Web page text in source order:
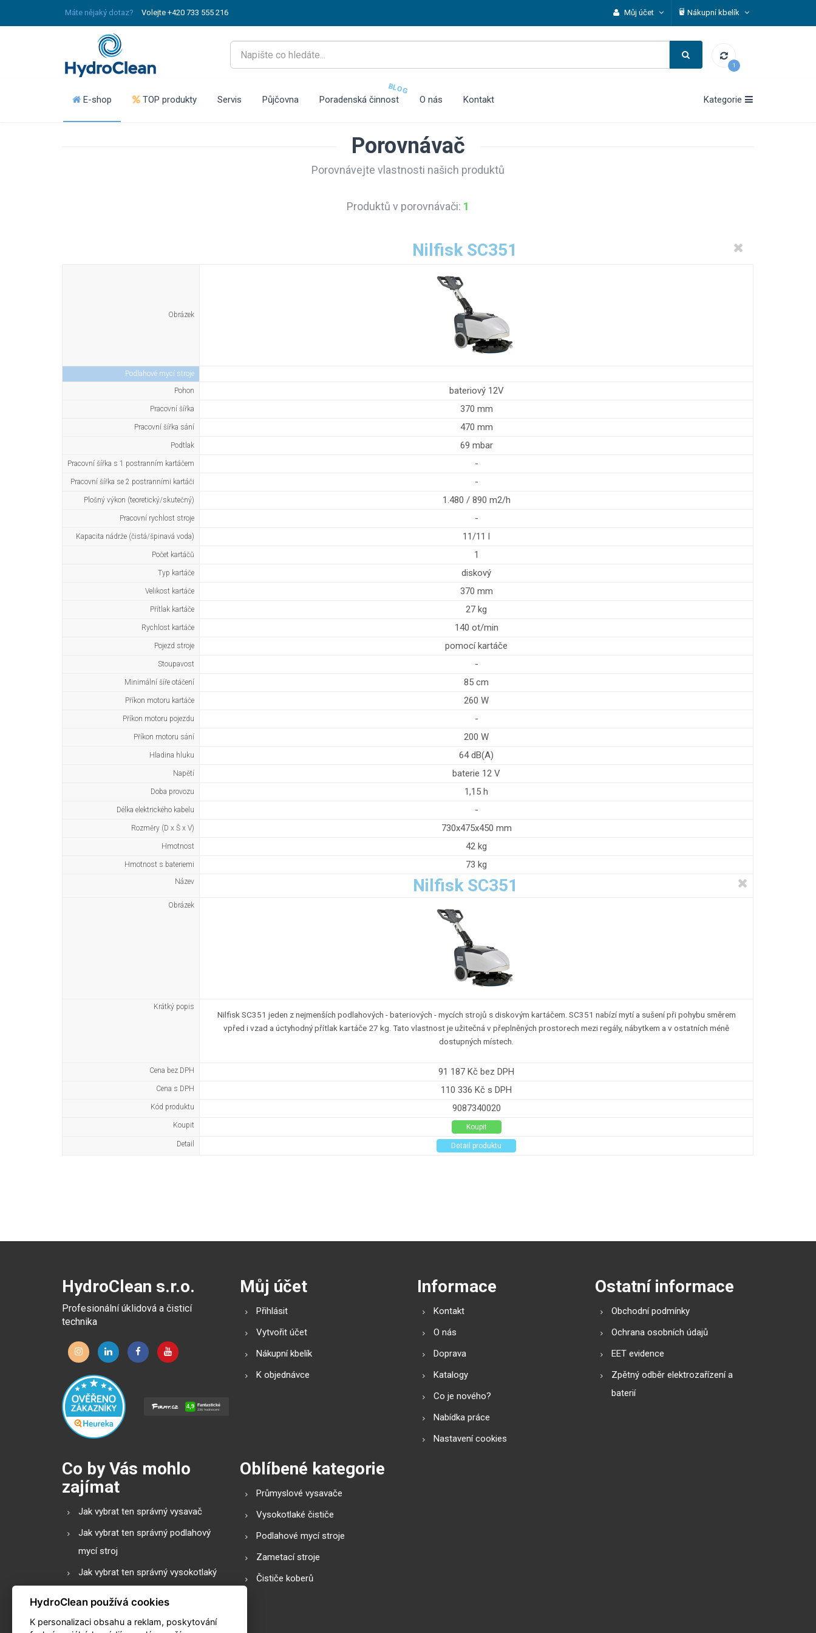
Máte nějaký dotaz? Volejte +420 733 555 216 Můj účet Nákupní kbelík
1
E-shop TOP produkty Servis Půjčovna Poradenská činnost
BLOG
O nás Kontakt Kategorie
Porovnávač
Porovnávejte vlastnosti našich produktů
Produktů v porovnávači: 1
Nilfisk SC351
Obrázek
Podlahové mycí stroje
Pohon
bateriový 12V
Pracovní šířka 370 mm
Pracovní šířka sání 470 mm
Podtlak 69 mbar
Pracovní šířka s 1 postranním kartáčem -
Pracovní šířka se 2 postranními kartáči -
Plošný výkon (teoretický/skutečný) 1.480 / 890 m2/h
Pracovní rychlost stroje -
Kapacita nádrže (čistá/špinavá voda) 11/11 l
Počet kartáčů 1
Typ kartáče diskový
Velikost kartáče 370 mm
Přítlak kartáče 27 kg
Rychlost kartáče 140 ot/min
Pojezd stroje pomocí kartáče
Stoupavost -
Minimální šíře otáčení 85 cm
Příkon motoru kartáče 260 W
Příkon motoru pojezdu -
Příkon motoru sání 200 W
Hladina hluku 64 dB(A)
Napětí baterie 12 V
Doba provozu 1,15 h
Délka elektrického kabelu -
Rozměry (D x Š x V) 730x475x450 mm
Hmotnost 42 kg
Hmotnost s bateriemi 73 kg
Název Nilfisk SC351
Obrázek
Krátký popis
Nilfisk SC351 jeden z nejmenších podlahových - bateriových - mycích strojů s diskovým kartáčem. SC351 nabízí mytí a sušení při pohybu směrem
vpřed i vzad a úctyhodný přítlak kartáče 27 kg. Tato vlastnost je užitečná v přeplněných prostorech mezi regály, nábytkem a v ostatních méně
dostupných místech.
Cena bez DPH 91 187 Kč bez DPH
Cena s DPH 110 336 Kč s DPH
Kód produktu 9087340020
Koupit
Koupit
Detail
Detail produktu
HydroClean s.r.o.
Profesionální úklidová a čisticí
technika
Můj účet
Přihlásit
Vytvořit účet
Nákupní kbelík
K objednávce
Informace
Kontakt
O nás
Doprava
Katalogy
Co je nového?
Nabídka práce
Nastavení cookies
Ostatní informace
Obchodní podmínky
Ochrana osobních údajů
EET evidence
Zpětný odběr elektrozařízení a
baterií
Co by Vás mohlo
zajímat
Jak vybrat ten správný vysavač
Jak vybrat ten správný podlahový
mycí stroj
Jak vybrat ten správný vysokotlaký
Podlahové mycí stroje s válcovým
nebo diskovým kartáčem?
Oblíbené kategorie
Průmyslové vysavače
Vysokotlaké čističe
Podlahové mycí stroje
Zametací stroje
Čističe koberů
HydroClean používá cookies
K personalizaci obsahu a reklam, poskytování